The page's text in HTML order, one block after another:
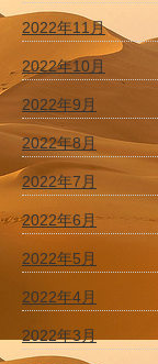
2022年11月
2022年10月
2022年9月
2022年8月
2022年7月
2022年6月
2022年5月
2022年4月
2022年3月